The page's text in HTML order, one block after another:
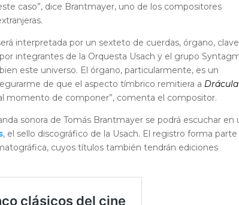
caso”, dice Brantmayer, uno de los compositores
interpretada por un sexteto de cuerdas, órgano,
integrantes de la Orquesta Usach y el grupo
este universo. El órgano, particularmente, es un
de que el aspecto tímbrico remitiera a Drácula
momento de componer”, comenta el compositor.
sonora de Tomás Brantmayer se podrá escuchar en
, el sello discográfico de la Usach. El registro forma parte
cuyos títulos también tendrán ediciones